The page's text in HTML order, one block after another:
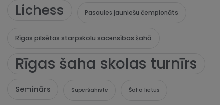
Lichess Pasaules jauniešu čempionāts
Rīgas pilsētas starpskolu sacensības šahā
Rīgas šaha skolas turnīrs
Seminārs Superšahiste Šaha lietus